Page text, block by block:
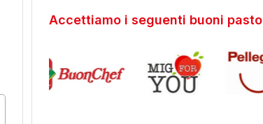
Accettiamo i seguenti buoni pasto